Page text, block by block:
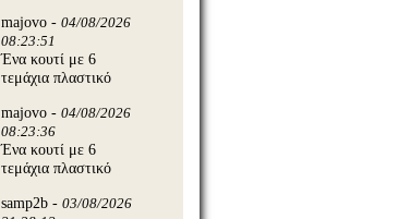
majovo - 04/08/2026
08:23:51
Ένα κουτί με 6
τεμάχια πλαστικό
majovo - 04/08/2026
08:23:36
Ένα κουτί με 6
τεμάχια πλαστικό
samp2b - 03/08/2026